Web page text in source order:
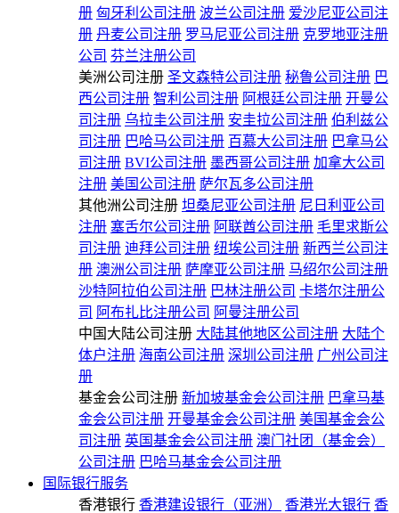
册 匈牙利公司注册 波兰公司注册 爱沙尼亚公司注
册 丹麦公司注册 罗马尼亚公司注册 克罗地亚注册
公司 芬兰注册公司
美洲公司注册 圣文森特公司注册 秘鲁公司注册 巴
西公司注册 智利公司注册 阿根廷公司注册 开曼公
司注册 乌拉圭公司注册 安圭拉公司注册 伯利兹公
司注册 巴哈马公司注册 百慕大公司注册 巴拿马公
司注册 BVI公司注册 墨西哥公司注册 加拿大公司
注册 美国公司注册 萨尔瓦多公司注册
其他洲公司注册 坦桑尼亚公司注册 尼日利亚公司
注册 塞舌尔公司注册 阿联酋公司注册 毛里求斯公
司注册 迪拜公司注册 纽埃公司注册 新西兰公司注
册 澳洲公司注册 萨摩亚公司注册 马绍尔公司注册
沙特阿拉伯公司注册 巴林注册公司 卡塔尔注册公
司 阿布扎比注册公司 阿曼注册公司
中国大陆公司注册 大陆其他地区公司注册 大陆个
体户注册 海南公司注册 深圳公司注册 广州公司注
册
基金会公司注册 新加坡基金会公司注册 巴拿马基
金会公司注册 开曼基金会公司注册 美国基金会公
司注册 英国基金会公司注册 澳门社团（基金会）
公司注册 巴哈马基金会公司注册
国际银行服务
香港银行 香港建设银行（亚洲） 香港光大银行 香